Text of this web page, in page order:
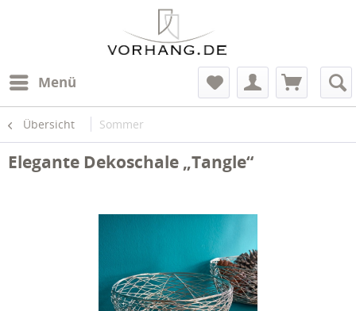
Menü
Übersicht Sommer
Elegante Dekoschale „Tangle“